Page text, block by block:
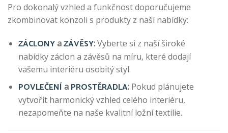
Pro dokonalý vzhled a funkčnost doporučujeme
zkombinovat konzoli s produkty z naší nabídky:
ZÁCLONYaZÁVĚSY:Vyberte si z naší široké
nabídky záclon a závěsů na míru, které dodají
vašemu interiéru osobitý styl.
POVLEČENÍ a PROSTĚRADLA:Pokud plánujete
vytvořit harmonický vzhled celého interiéru,
nezapomeňte na naše kvalitní ložní textilie.